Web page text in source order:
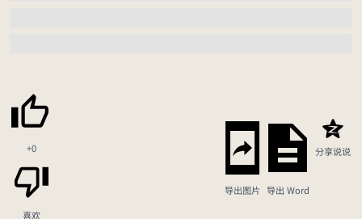
+0
喜欢
导出图片 导出 Word
分享说说